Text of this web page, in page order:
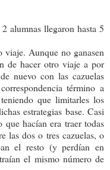
alumnas llegaron hasta 5
Aunque no ganasen
de hacer otro viaje a por
nuevo con las cazuelas
término a
que limitarles los
estrategias base. Casi
hacían era traer todas
las dos o tres cazuelas, o
el resto (y perdían en
el mismo número de